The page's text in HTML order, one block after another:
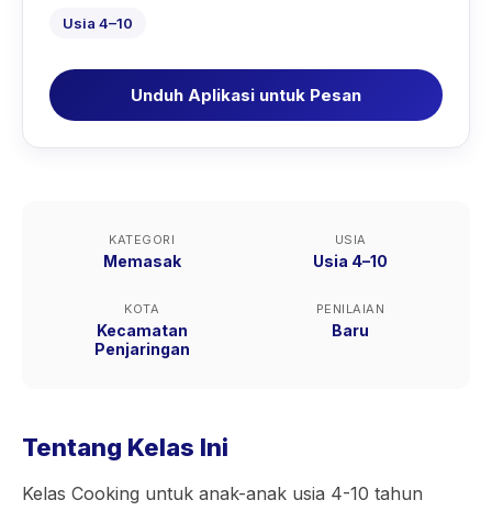
Usia 4–10
Unduh Aplikasi untuk Pesan
KATEGORI
Memasak
USIA
Usia 4–10
KOTA
Kecamatan
Penjaringan
PENILAIAN
Baru
Tentang Kelas Ini
Kelas Cooking untuk anak-anak usia 4-10 tahun